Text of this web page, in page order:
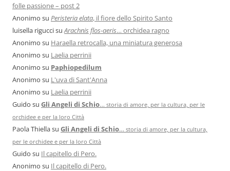
folle passione – post 2
Anonimo su Peristeria elata, il fiore dello Spirito Santo
luisella riguccisu Arachnis flos-aeris… orchidea ragno
Anonimo su Haraella retrocalla, una miniatura generosa
Anonimo su Laelia perrinii
Anonimo su Paphiopedilum
Anonimo su L'uva di Sant'Anna
Anonimo su Laelia perrinii
Guido su Gli Angeli di Schio… storia di amore, per la cultura, per le
orchidee e per la loro Città
Paola Thiellasu Gli Angeli di Schio… storia di amore, per la cultura,
per le orchidee e per la loro Città
Guido su Il capitello di Pero.
Anonimo su Il capitello di Pero.